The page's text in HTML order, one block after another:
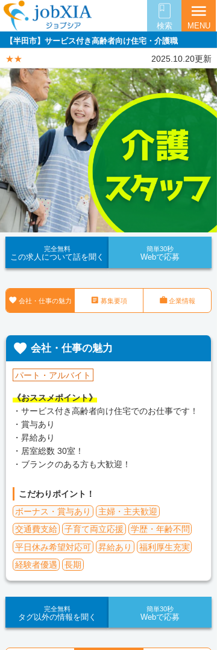
検索
menu
MENU
【半田市】サービス付き高齢者向け住宅・介護職
★★ 2025.10.20更新
完全無料
この求人について話を聞く
簡単30秒
Webで応募
 会社・仕事の魅力  募集要項 企業情報
 会社・仕事の魅力
パート・アルバイト
《おススメポイント》
・サービス付き高齢者向け住宅でのお仕事です！
・賞与あり
・昇給あり
・居室総数 30室！
・ブランクのある方も大歓迎！
こだわりポイント！
ボーナス・賞与あり
主婦・主夫歓迎
交通費支給
子育て両立応援
学歴・年齢不問
平日休み希望対応可
昇給あり
福利厚生充実
経験者優遇
長期
完全無料
タグ以外の情報を聞く
簡単30秒
Webで応募